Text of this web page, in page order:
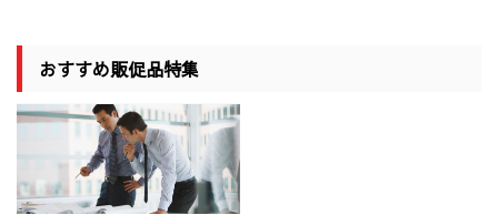
おすすめ販促品特集